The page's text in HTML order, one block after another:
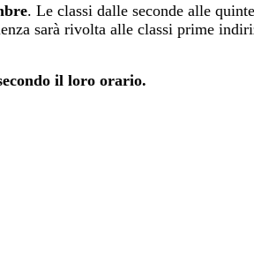
. Le classi dalle seconde alle
sarà rivolta alle classi prime
il loro orario.